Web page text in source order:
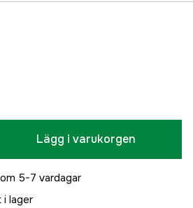
Lägg i varukorgen
5-7 vardagar
i lager